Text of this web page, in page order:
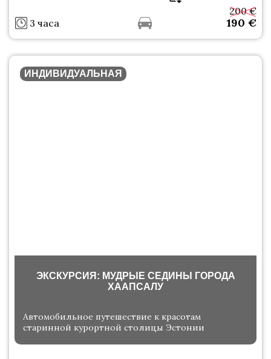
3 часа 190 €
200 €
ИНДИВИДУАЛЬНАЯ
ЭКСКУРСИЯ: МУДРЫЕ СЕДИНЫ ГОРОДА
ХААПСАЛУ
Автомобильное путешествие к красотам
старинной курортной столицы Эстонии